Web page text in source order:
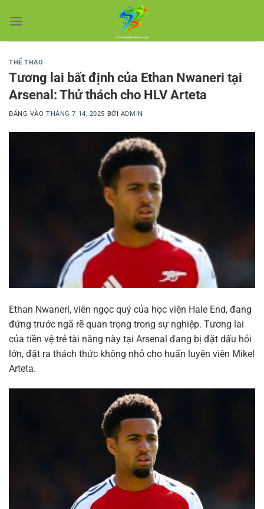
qua
THỂ THAO
Tương lai bất định của Ethan Nwaneri tại
Arsenal: Thử thách cho HLV Arteta
ĐĂNG VÀOTHÁNG 7 14, 2025 BỞI ADMIN
Ethan Nwaneri, viên ngọc quý của học viện Hale End, đang
đứng trước ngã rẽ quan trọng trong sự nghiệp. Tương lai
của tiền vệ trẻ tài năng này tại Arsenal đang bị đặt dấu hỏi
lớn, đặt ra thách thức không nhỏ cho huấn luyện viên Mikel
Arteta.